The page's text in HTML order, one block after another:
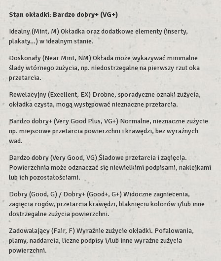
Stan okładki: Bardzo dobry+ (VG+)
Idealny (Mint, M) Okładka oraz dodatkowe elementy (inserty,
plakaty…) w idealnym stanie.
Doskonały (Near Mint, NM) Okłada może wykazywać minimalne
ślady wtórnego zużycia, np. niedostrzegalne na pierwszy rzut oka
przetarcia.
Rewelacyjny (Excellent, EX) Drobne, sporadyczne oznaki zużycia,
okładka czysta, mogą występować nieznaczne przetarcia.
Bardzo dobry+ (Very Good Plus, VG+) Normalne, nieznaczne zużycie
np. miejscowe przetarcia powierzchni i krawędzi, bez wyraźnych
wad.
Bardzo dobry (Very Good, VG) Śladowe przetarcia i zagięcia.
Powierzchnia może odznaczać się niewielkimi podpisami, naklejkami
lub ich pozostałościami.
Dobry (Good, G) / Dobry+ (Good+, G+) Widoczne zagniecenia,
zagięcia rogów, przetarcia krawędzi, blaknięciu kolorów i/lub inne
dostrzegalne zużycia powierzchni.
Zadowalający (Fair, F) Wyraźnie zużycie okładki. Pofalowania,
plamy, naddarcia, liczne podpisy i/lub inne wyraźne zużycia
powierzchni.